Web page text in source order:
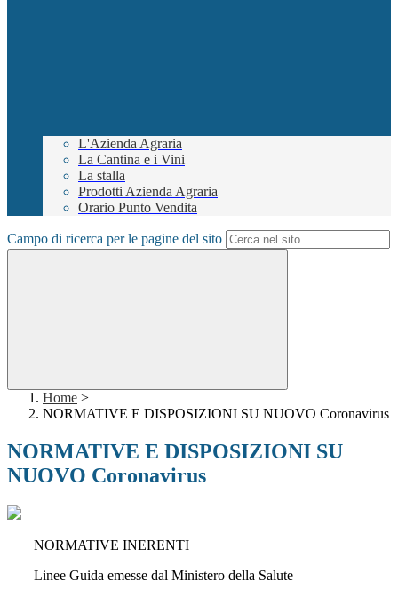
L'Azienda Agraria
La Cantina e i Vini
La stalla
Prodotti Azienda Agraria
Orario Punto Vendita
Campo di ricerca per le pagine del sito
Home >
NORMATIVE E DISPOSIZIONI SU NUOVO Coronavirus
NORMATIVE E DISPOSIZIONI SU
NUOVO Coronavirus
NORMATIVE INERENTI
Linee Guida emesse dal Ministero della Salute